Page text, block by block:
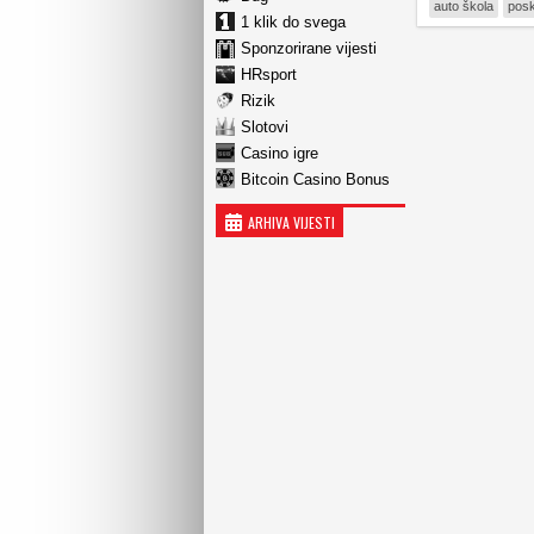
1 klik do svega
Sponzorirane vijesti
HRsport
Rizik
Slotovi
Casino igre
Bitcoin Casino Bonus
ARHIVA VIJESTI
auto škola